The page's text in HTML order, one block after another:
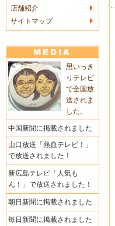
店舗紹介
サイトマップ
思いっき
りテレビ
で全国放
送されま
した。
中国新聞に掲載されました
山口放送「熱血テレビ！」
で放送されました！
新広島テレビ「人気も
ん！」で放送されました！
朝日新聞に掲載されました
毎日新聞に掲載されました